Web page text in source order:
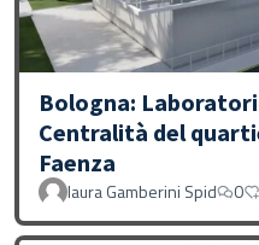
Bologna:
Centralità del
Faenza
laura Gamberini Spid 0